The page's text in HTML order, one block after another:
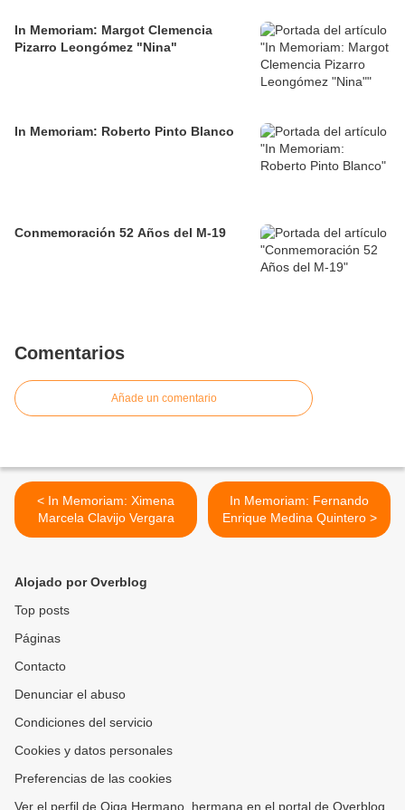
In Memoriam: Margot Clemencia
Pizarro Leongómez "Nina"
In Memoriam: Roberto Pinto Blanco
Conmemoración 52 Años del M-19
Comentarios
Añade un comentario
< In Memoriam: Ximena
Marcela Clavijo Vergara
In Memoriam: Fernando
Enrique Medina Quintero >
Alojado por Overblog
Top posts
Páginas
Contacto
Denunciar el abuso
Condiciones del servicio
Cookies y datos personales
Preferencias de las cookies
Ver el perfil de Oiga Hermano, hermana en el portal de Overblog